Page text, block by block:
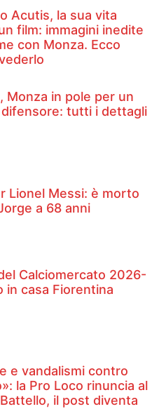
Acutis, la sua vita
film: immagini inedite
con Monza. Ecco
Monza in pole per un
tutti i dettagli
Lionel Messi: è morto
a 68 anni
Calciomercato 2026-
in casa Fiorentina
e vandalismi contro
la Pro Loco rinuncia al
il post diventa